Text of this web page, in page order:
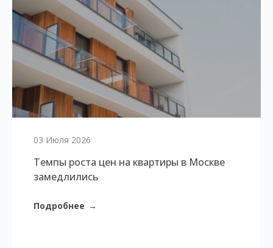
03 Июля 2026
Темпы роста цен на квартиры в Москве
замедлились
Подробнее →